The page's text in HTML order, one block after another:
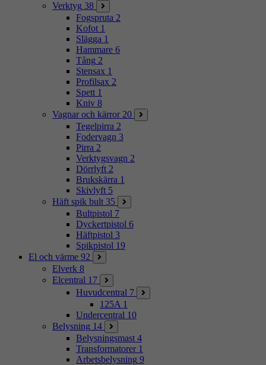
Verktyg 38
Fogspruta 2
Kofot 1
Slägga 1
Hammare 6
Tång 2
Stensax 1
Profilsax 2
Spett 1
Kniv 8
Vagnar och kärror 20
Tegelpirra 2
Fodervagn 3
Pirra 2
Verktygsvagn 2
Dörrlyft 2
Brukskärra 1
Skivlyft 5
Häft spik bult 35
Bultpistol 7
Dyckertpistol 6
Häftpistol 3
Spikpistol 19
El och värme 92
Elverk 8
Elcentral 17
Huvudcentral 7
125A 1
Undercentral 10
Belysning 14
Belysningsmast 4
Transformatorer 1
Arbetsbelysning 9